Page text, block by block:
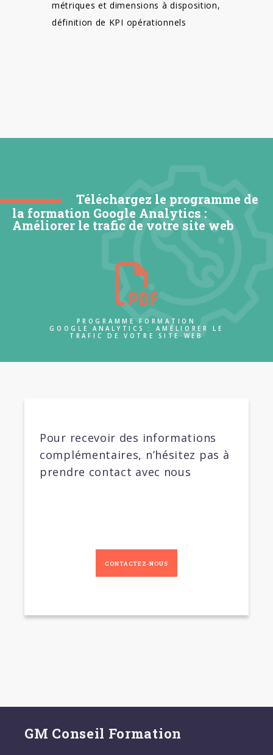
métriques et dimensions à disposition,
définition de KPI opérationnels
Téléchargez le programme de
la formation Google Analytics :
Améliorer le trafic de votre site web
PROGRAMME FORMATION
GOOGLE ANALYTICS : AMÉLIORER LE
TRAFIC DE VOTRE SITE WEB
Pour recevoir des informations
complémentaires, n’hésitez pas à
prendre contact avec nous
CONTACTEZ-NOUS
GM Conseil Formation